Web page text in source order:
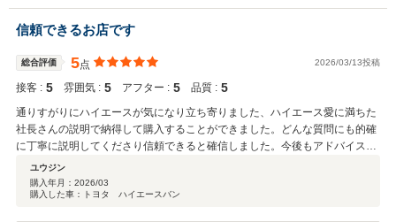
していただけておりますので当社としても責任と安心をもって携わら
せていただいております。またご来店の際にはお心遣いいただいて恐
縮しております。これからもお任せくださいませ。
信頼できるお店です
総合評価 5点 2026/03/13投稿
接客 : 5 雰囲気 : 5 アフター : 5 品質 : 5
通りすがりにハイエースが気になり立ち寄りました、ハイエース愛に満ちた
社長さんの説明で納得して購入することができました。どんな質問にも的確
に丁寧に説明してくださり信頼できると確信しました。今後もアドバイスい
ただきながら長いお付き合いになると思います。
ユウジン
購入年月： 2026/03
購入した車：トヨタ ハイエースバン